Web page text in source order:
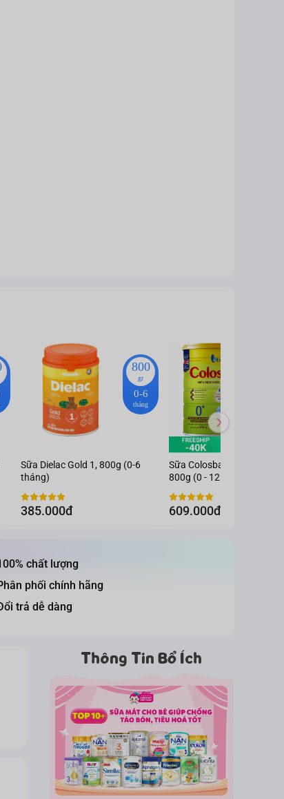
800
gr
0-6
tháng
Sữa Dielac Gold 1, 800g (0-6
tháng)
385.000đ
Sữa Colosbaby IQ Gold 0+
800g (0 - 12 tháng)
609.000đ
chất lượng
phối chính hãng
trả dễ dàng
Thông Tin Bổ Ích